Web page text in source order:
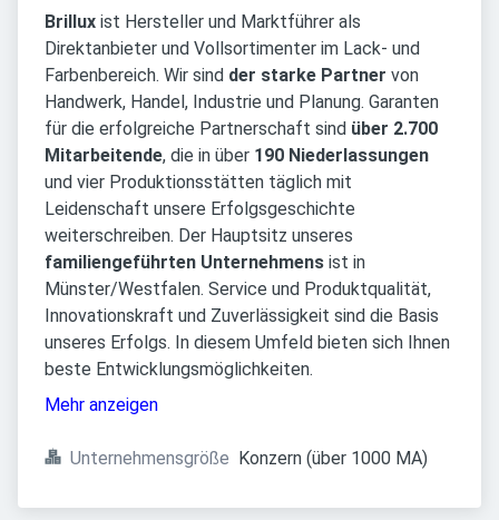
Brillux ist Hersteller und Marktführer als
Direktanbieter und Vollsortimenter im Lack- und
Farbenbereich. Wir sind der starke Partner von
Handwerk, Handel, Industrie und Planung. Garanten
für die erfolgreiche Partnerschaft sind über 2.700
Mitarbeitende, die in über 190 Niederlassungen
und vier Produktionsstätten täglich mit
Leidenschaft unsere Erfolgsgeschichte
weiterschreiben. Der Hauptsitz unseres
familiengeführten Unternehmens ist in
Münster/Westfalen. Service und Produktqualität,
Innovationskraft und Zuverlässigkeit sind die Basis
unseres Erfolgs. In diesem Umfeld bieten sich Ihnen
beste Entwicklungsmöglichkeiten.
Mehr anzeigen
Unternehmensgröße Konzern (über 1000 MA)